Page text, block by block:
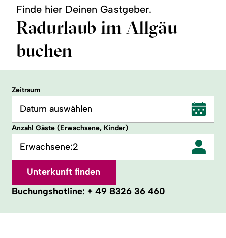
Finde hier Deinen Gastgeber.
Radurlaub im Allgäu
buchen
Zeitraum
Datum auswählen
Anzahl Gäste (Erwachsene, Kinder)
2
Erwachsene:
Unterkunft finden
Buchungshotline: + 49 8326 36 460